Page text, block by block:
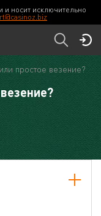
и носит исключительно
простое везение?